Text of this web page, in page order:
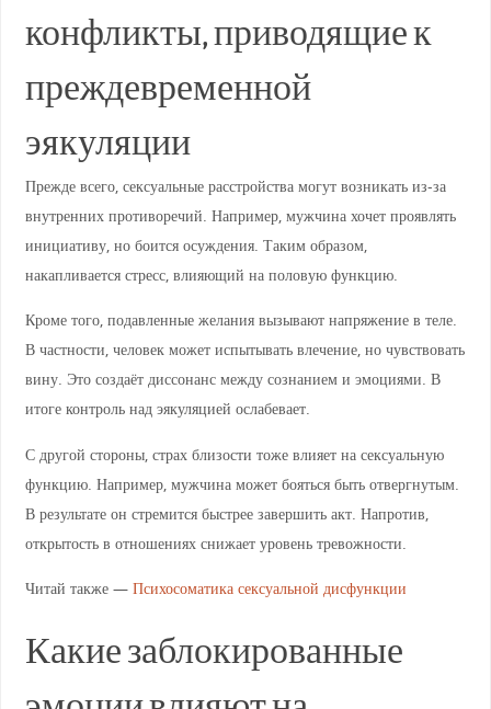
конфликты, приводящие к
преждевременной
эякуляции
Прежде всего, сексуальные расстройства могут возникать из-за
внутренних противоречий. Например, мужчина хочет проявлять
инициативу, но боится осуждения. Таким образом,
накапливается стресс, влияющий на половую функцию.
Кроме того, подавленные желания вызывают напряжение в теле.
В частности, человек может испытывать влечение, но чувствовать
вину. Это создаёт диссонанс между сознанием и эмоциями. В
итоге контроль над эякуляцией ослабевает.
С другой стороны, страх близости тоже влияет на сексуальную
функцию. Например, мужчина может бояться быть отвергнутым.
В результате он стремится быстрее завершить акт. Напротив,
открытость в отношениях снижает уровень тревожности.
Читай также — Психосоматика сексуальной дисфункции
Какие заблокированные